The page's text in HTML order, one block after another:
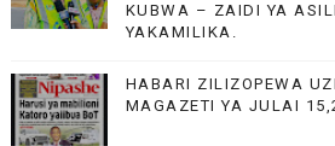
KUBWA – ZAIDI YA
YAKAMILIKA.
HABARI ZILIZOPEWA
MAGAZETI YA JULAI